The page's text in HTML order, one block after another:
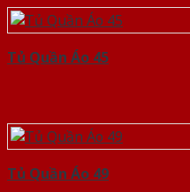
Tủ Quần Áo 45
Tủ Quần Áo 49